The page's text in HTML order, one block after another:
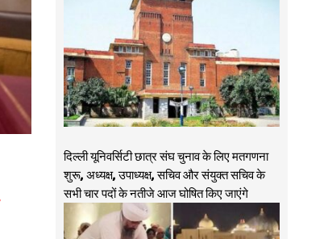
दिल्ली यूनिवर्सिटी छात्र संघ चुनाव के लिए मतगणना
शुरू, अध्यक्ष, उपाध्यक्ष, सचिव और संयुक्त सचिव के
सभी चार पदों के नतीजे आज घोषित किए जाएंगे